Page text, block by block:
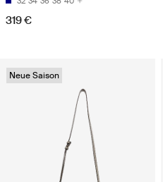
319 €
Neue Saison